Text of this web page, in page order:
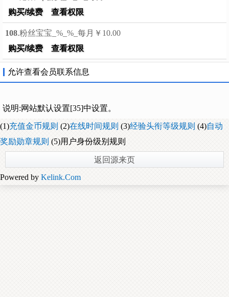
购买/续费
查看权限
108.粉丝宝宝_%_%_每月￥10.00
购买/续费
查看权限
允许查看会员联系信息
说明:网站默认设置[35]中设置。
(1)充值金币规则 (2)在线时间规则 (3)经验头衔等级规则 (4)自动
奖励勋章规则 (5)用户身份级别规则
返回源来页
Powered by Kelink.Com